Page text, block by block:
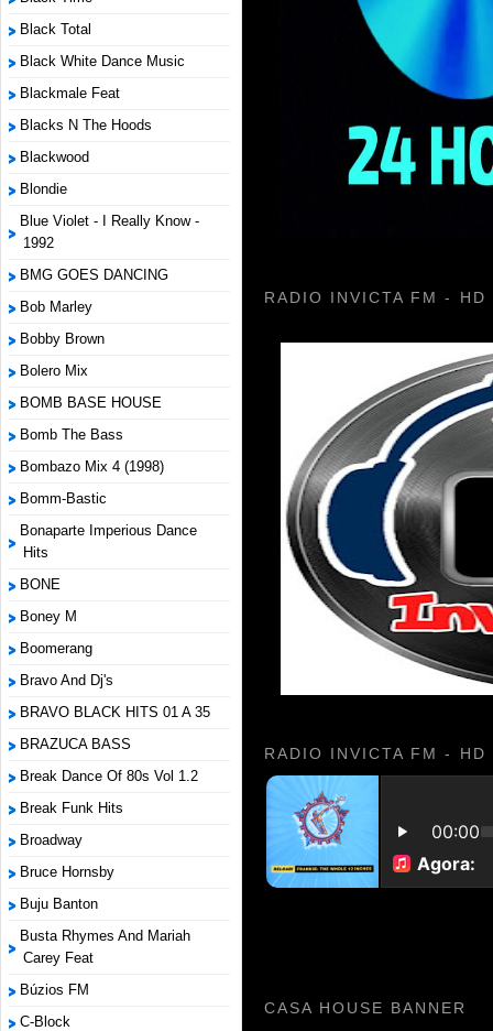
Black Total
Black White Dance Music
Blackmale Feat
Blacks N The Hoods
Blackwood
Blondie
Blue Violet - I Really Know -
1992
BMG GOES DANCING
Bob Marley
Bobby Brown
Bolero Mix
BOMB BASE HOUSE
Bomb The Bass
Bombazo Mix 4 (1998)
Bomm-Bastic
Bonaparte Imperious Dance
Hits
BONE
Boney M
Boomerang
Bravo And Dj's
BRAVO BLACK HITS 01 A 35
BRAZUCA BASS
Break Dance Of 80s Vol 1.2
Break Funk Hits
Broadway
Bruce Hornsby
Buju Banton
Busta Rhymes And Mariah
Carey Feat
Búzios FM
C-Block
RADIO INVICTA FM - HD
RADIO INVICTA FM - HD
CASA HOUSE BANNER